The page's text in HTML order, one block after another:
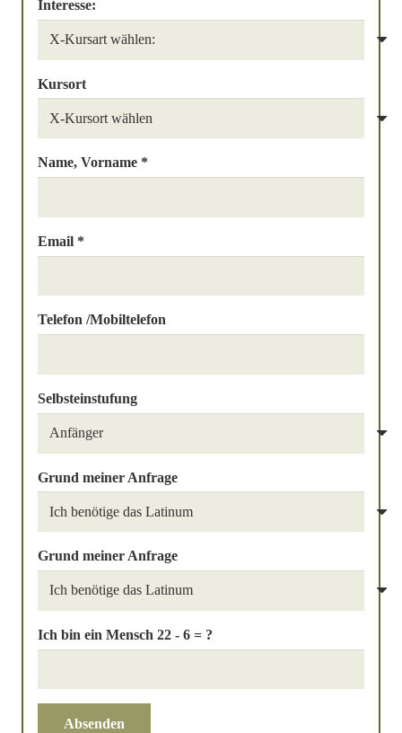
Interesse:
Kursort
Name, Vorname *
Email *
Telefon /Mobiltelefon
Selbsteinstufung
Grund meiner Anfrage
Grund meiner Anfrage
Ich bin ein Mensch 22 - 6 = ?
Absenden